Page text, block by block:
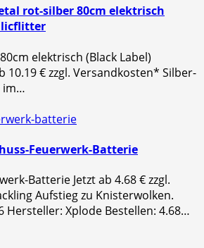
rot-silber 80cm elektrisch
elektrisch (Black Label)
10.19 € zzgl. Versandkosten* Silber-
im…
Feuerwerk-Batterie
Batterie Jetzt ab 4.68 € zzgl.
Aufstieg zu Knisterwolken.
Hersteller: Xplode Bestellen: 4.68…